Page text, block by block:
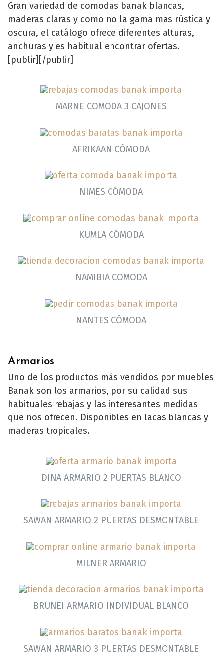
Gran variedad de comodas banak blancas,
maderas claras y como no la gama mas rústica y
oscura, el catálogo ofrece diferentes alturas,
anchuras y es habitual encontrar ofertas.
[publir][/publir]
MARNE COMODA 3 CAJONES
AFRIKAAN CÓMODA
NIMES CÓMODA
KUMLA CÓMODA
NAMIBIA COMODA
NANTES CÓMODA
Armarios
Uno de los productos más vendidos por muebles
Banak son los armarios, por su calidad sus
habituales rebajas y las interesantes medidas
que nos ofrecen. Disponibles en lacas blancas y
maderas tropicales.
DINA ARMARIO 2 PUERTAS BLANCO
SAWAN ARMARIO 2 PUERTAS DESMONTABLE
MILNER ARMARIO
BRUNEI ARMARIO INDIVIDUAL BLANCO
SAWAN ARMARIO 3 PUERTAS DESMONTABLE